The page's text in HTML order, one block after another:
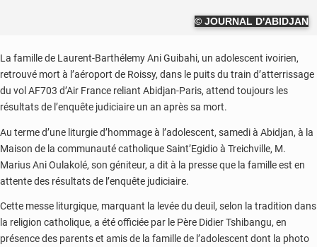
© JOURNAL D'ABIDJAN
La famille de Laurent-Barthélemy Ani Guibahi, un adolescent ivoirien,
retrouvé mort à l’aéroport de Roissy, dans le puits du train d’atterrissage
du vol AF703 d’Air France reliant Abidjan-Paris, attend toujours les
résultats de l’enquête judiciaire un an après sa mort.
Au terme d’une liturgie d’hommage à l’adolescent, samedi à Abidjan, à la
Maison de la communauté catholique Saint’Egidio à Treichville, M.
Marius Ani Oulakolé, son géniteur, a dit à la presse que la famille est en
attente des résultats de l’enquête judiciaire.
Cette messe liturgique, marquant la levée du deuil, selon la tradition dans
la religion catholique, a été officiée par le Père Didier Tshibangu, en
présence des parents et amis de la famille de l’adolescent dont la photo